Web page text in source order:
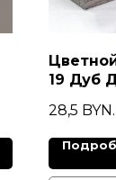
19 Дуб
28,5 BYN.